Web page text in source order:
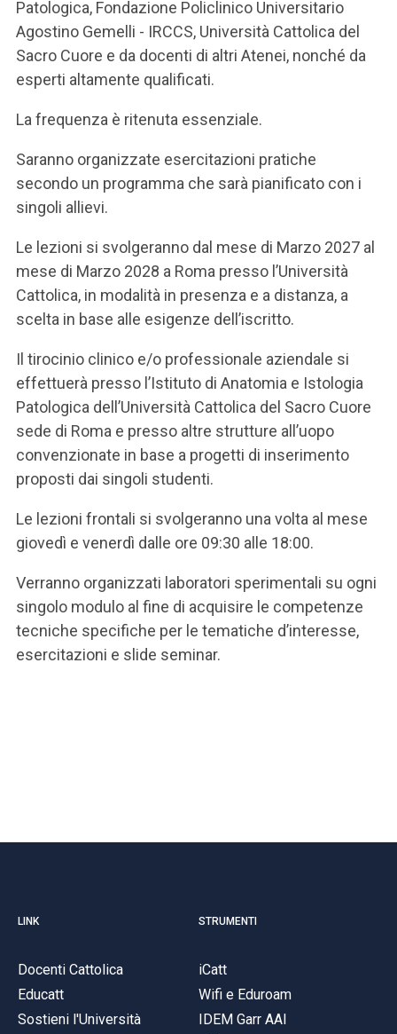
Patologica, Fondazione Policlinico Universitario
Agostino Gemelli - IRCCS, Università Cattolica del
Sacro Cuore e da docenti di altri Atenei, nonché da
esperti altamente qualificati.
La frequenza è ritenuta essenziale.
Saranno organizzate esercitazioni pratiche
secondo un programma che sarà pianificato con i
singoli allievi.
Le lezioni si svolgeranno dal mese di Marzo 2027 al
mese di Marzo 2028 a Roma presso l’Università
Cattolica, in modalità in presenza e a distanza, a
scelta in base alle esigenze dell’iscritto.
Il tirocinio clinico e/o professionale aziendale si
effettuerà presso l’Istituto di Anatomia e Istologia
Patologica dell’Università Cattolica del Sacro Cuore
sede di Roma e presso altre strutture all’uopo
convenzionate in base a progetti di inserimento
proposti dai singoli studenti.
Le lezioni frontali si svolgeranno una volta al mese
giovedì e venerdì dalle ore 09:30 alle 18:00.
Verranno organizzati laboratori sperimentali su ogni
singolo modulo al fine di acquisire le competenze
tecniche specifiche per le tematiche d’interesse,
esercitazioni e slide seminar.
LINK
Docenti Cattolica
Educatt
Sostieni l'Università
STRUMENTI
iCatt
Wifi e Eduroam
IDEM Garr AAI